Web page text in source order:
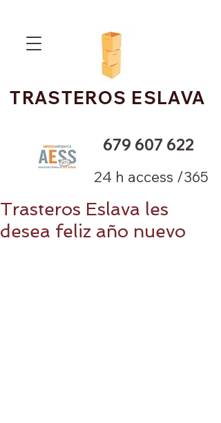
TRASTEROS ESLAVA
679 607 622
24 h access /365
Trasteros Eslava les
desea feliz año nuevo